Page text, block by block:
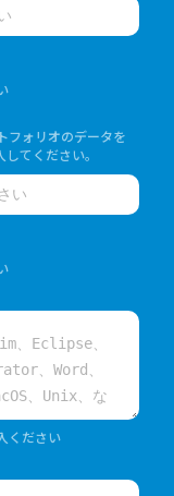
フォリオのデータを
てください。
ください